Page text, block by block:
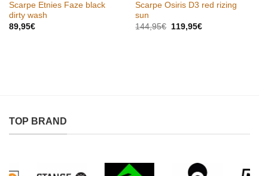
Scarpe Etnies Faze black
dirty wash
89,95€
Scarpe Osiris D3 red rizing
sun
144,95€ Il
119,95€Il
TOP BRAND